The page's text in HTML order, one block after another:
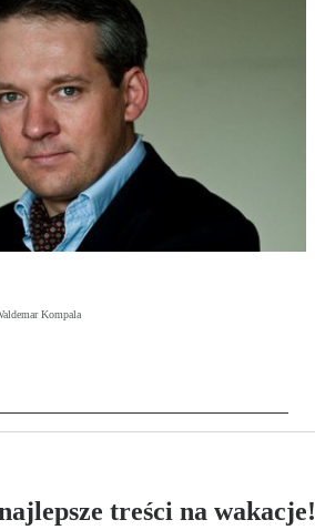
Kompala
treści na wakacje!